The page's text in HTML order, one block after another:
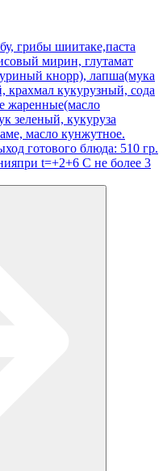
грибы шиитаке,паста
мирин, глутамат
кнорр), лапша(мука
крахмал кукурузный, сода
жаренные(масло
зеленый, кукуруза
масло кунжутное.
готового блюда: 510 гр.
t=+2+6 С не более 3